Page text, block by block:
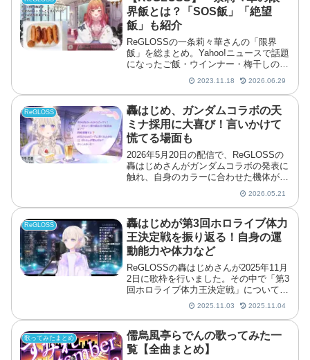
界飯とは？「SOS飯」「絶望
飯」も紹介
ReGLOSSの一条莉々華さんの「限界
飯」を総まとめ。Yahoo!ニュースで話題
になったご飯・ウインナー・梅干しの限
界飯から、SOS飯・チャーメン・絶望
飯、ホロメンとのエピソードまで紹介し
ます。
2023.11.18 2026.06.29
ReGLOSS
轟はじめ、ガンダムコラボの天
ミナ採用に大喜び！言いかけて
慌てる場面も
2026年5月20日の配信で、ReGLOSSの
轟はじめさんがガンダムコラボの発表に
触れ、自身のカラーに合わせた機体が登
場したことを喜びました。機体名を慎重
に読み上げながら、選ばれた理由に触れ
かけて慌てて止まる流れもあり、リスナ
ーからは「天ミ...
2026.05.21
ReGLOSS
轟はじめが第3回ホロライブ体力
王決定戦を振り返る！自身の運
動能力や体力など
ReGLOSSの轟はじめさんが2025年11月
2日に歌枠を行いました。その中で「第3
回ホロライブ体力王決定戦」について振
り返り、ちょっとした裏話や自身の運動
能力などについて話しています。轟はじ
め第3回ホロライブ体力王決定戦を振り
返る「FG ...
2025.11.03 2025.11.04
歌ってみたまとめ
儒烏風亭らでんの歌ってみた一
覧【全曲まとめ】